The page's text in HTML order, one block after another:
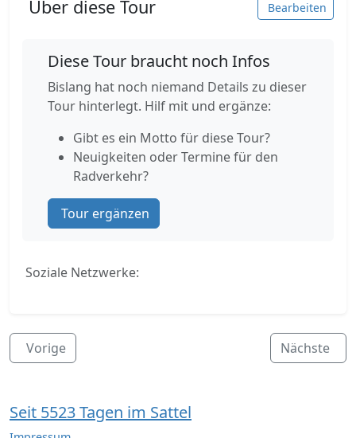
Über diese Tour Bearbeiten
Diese Tour braucht noch Infos
Bislang hat noch niemand Details zu dieser
Tour hinterlegt. Hilf mit und ergänze:
Gibt es ein Motto für diese Tour?
Neuigkeiten oder Termine für den
Radverkehr?
Tour ergänzen
Soziale Netzwerke:
Vorige Nächste
Seit 5523 Tagen im Sattel